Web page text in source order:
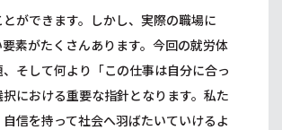
ができます。しかし、実際の職場に
素がたくさんあります。今回の就労体
そして何より「この仕事は自分に合っ
における重要な指針となります。私た
信を持って社会へ羽ばたいていけるよ